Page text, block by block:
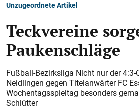
Unzugeordnete Artikel
Teckvereine
Paukenschläge
Fußball-Bezirksliga Nicht nur der 4:3-
Neidlingen gegen Titelanwärter FC
Wochentagsspieltag besonders
Schlütter